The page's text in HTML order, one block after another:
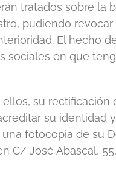
tratados sobre
pudiendo
El hecho
en que
su
su
fotocopia de su
C/ José Abascal,